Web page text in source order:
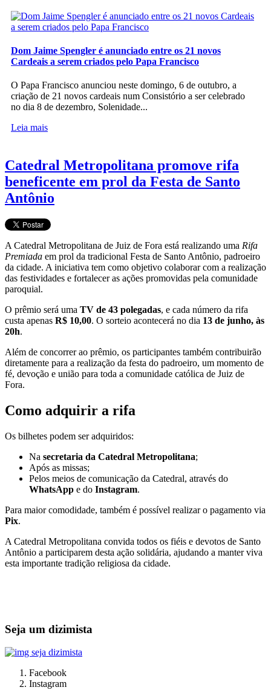
Dom Jaime Spengler é anunciado entre os 21 novos
Cardeais a serem criados pelo Papa Francisco
O Papa Francisco anunciou neste domingo, 6 de outubro, a
criação de 21 novos cardeais num Consistório a ser celebrado
no dia 8 de dezembro, Solenidade...
Leia mais
Catedral Metropolitana promove rifa
beneficente em prol da Festa de Santo
Antônio
A Catedral Metropolitana de Juiz de Fora está realizando uma Rifa
Premiada em prol da tradicional Festa de Santo Antônio, padroeiro
da cidade. A iniciativa tem como objetivo colaborar com a realização
das festividades e fortalecer as ações promovidas pela comunidade
paroquial.
O prêmio será uma TV de 43 polegadas, e cada número da rifa
custa apenas R$ 10,00. O sorteio acontecerá no dia 13 de junho, às
20h.
Além de concorrer ao prêmio, os participantes também contribuirão
diretamente para a realização da festa do padroeiro, um momento de
fé, devoção e união para toda a comunidade católica de Juiz de
Fora.
Como adquirir a rifa
Os bilhetes podem ser adquiridos:
Na secretaria da Catedral Metropolitana;
Após as missas;
Pelos meios de comunicação da Catedral, através do
WhatsApp e do Instagram.
Para maior comodidade, também é possível realizar o pagamento via
Pix.
A Catedral Metropolitana convida todos os fiéis e devotos de Santo
Antônio a participarem desta ação solidária, ajudando a manter viva
esta importante tradição religiosa da cidade.
Seja um dizimista
Facebook
Instagram